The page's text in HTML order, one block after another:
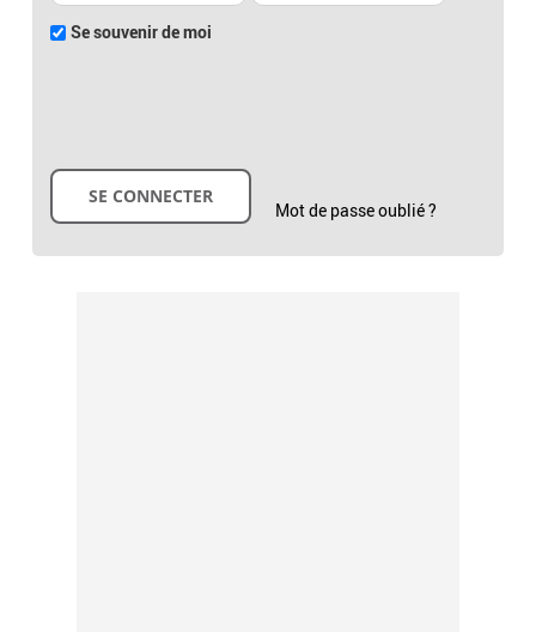
Se souvenir de moi
Mot de passe oublié ?